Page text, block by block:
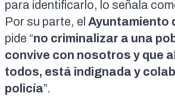
para identificarlo, lo señala
Por su parte, el Ayuntamiento
pide “no criminalizar a una
convive con nosotros y que
todos, está indignada y
policía”.